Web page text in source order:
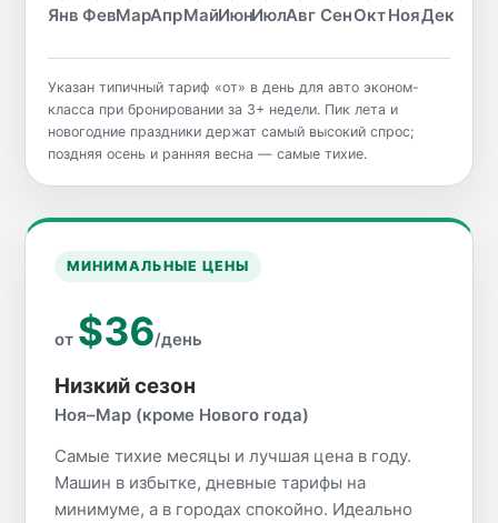
Янв ФевМарАпрМайИюнИюлАвг СенОктНояДек
Указан типичный тариф «от» в день для авто эконом-
класса при бронировании за 3+ недели. Пик лета и
новогодние праздники держат самый высокий спрос;
поздняя осень и ранняя весна — самые тихие.
МИНИМАЛЬНЫЕ ЦЕНЫ
от $36/день
Низкий сезон
Ноя–Мар (кроме Нового года)
Самые тихие месяцы и лучшая цена в году.
Машин в избытке, дневные тарифы на
минимуме, а в городах спокойно. Идеально